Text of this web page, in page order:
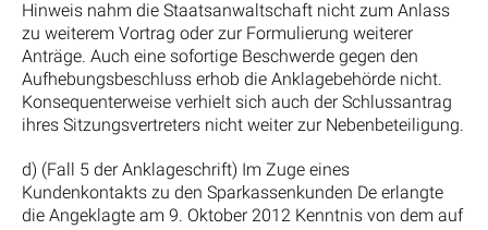
Hinweis nahm die Staatsanwaltschaft nicht zum Anlass
zu weiterem Vortrag oder zur Formulierung weiterer
Anträge. Auch eine sofortige Beschwerde gegen den
Aufhebungsbeschluss erhob die Anklagebehörde nicht.
Konsequenterweise verhielt sich auch der Schlussantrag
ihres Sitzungsvertreters nicht weiter zur Nebenbeteiligung.
d) (Fall 5 der Anklageschrift) Im Zuge eines
Kundenkontakts zu den Sparkassenkunden De erlangte
die Angeklagte am 9. Oktober 2012 Kenntnis von dem auf